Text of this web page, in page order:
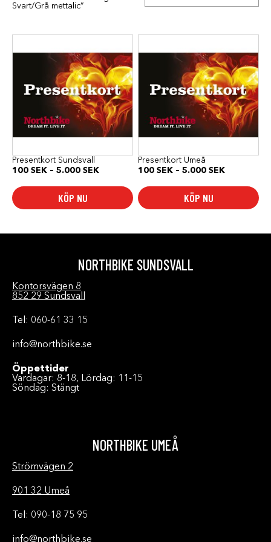
Svart/Grå mettalic”
Presentkort Sundsvall
100 SEK – 5.000 SEKPrisintervall:
5.000 SEK
KÖP NU
produkten
varianter.
De
alternativen
kan
väljas
produktsidan
Presentkort Umeå
100 SEK – 5.000 SEK
5.000 SEK
KÖP NU
produkten
varianter.
De
alternativen
kan
väljas
produktsidan
NORTHBIKE SUNDSVALL
Kontorsvägen 8
852 29 Sundsvall
Tel: 060-61 33 15
info@northbike.se
Öppettider
Vardagar: 8-18, Lördag: 11-15
Söndag: Stängt
NORTHBIKE UMEÅ
Strömvägen 2
901 32 Umeå
Tel: 090-18 75 95
info@northbike.se